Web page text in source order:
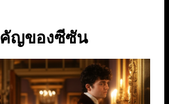
คัญของซีซัน